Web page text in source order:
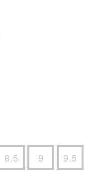
8.5 9 9.5